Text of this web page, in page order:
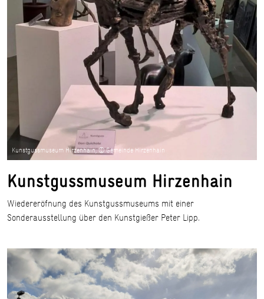
Kunstgussmuseum Hirzenhain, © Gemeinde Hirzenhain
Kunstgussmuseum Hirzenhain
Wiedereröfnung des Kunstgussmuseums mit einer
Sonderausstellung über den Kunstgießer Peter Lipp.